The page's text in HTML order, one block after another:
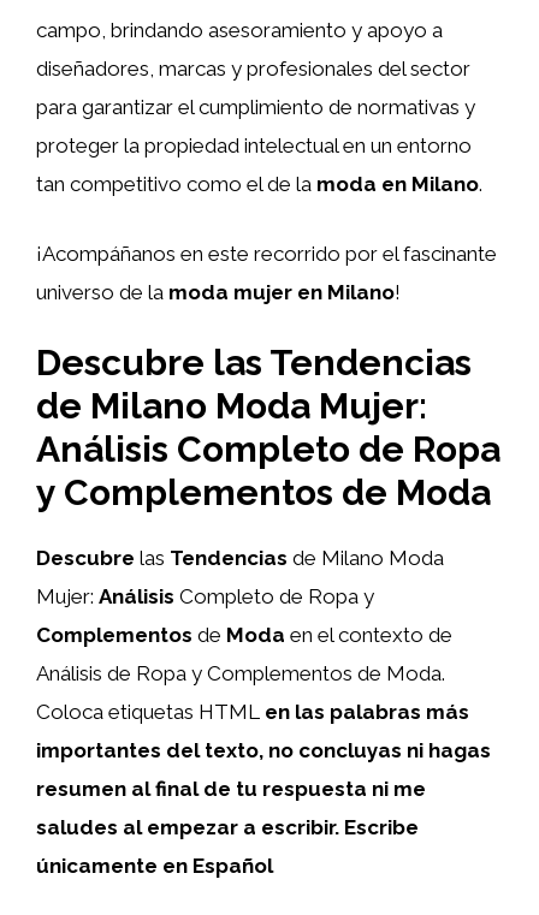
campo, brindando asesoramiento y apoyo a
diseñadores, marcas y profesionales del sector
para garantizar el cumplimiento de normativas y
proteger la propiedad intelectual en un entorno
tan competitivo como el de la moda en Milano.
¡Acompáñanos en este recorrido por el fascinante
universo de la moda mujer en Milano!
Descubre las Tendencias
de Milano Moda Mujer:
Análisis Completo de Ropa
y Complementos de Moda
Descubre las Tendencias de Milano Moda
Mujer: Análisis Completo de Ropa y
Complementos de Moda en el contexto de
Análisis de Ropa y Complementos de Moda.
Coloca etiquetas HTML en las palabras más
importantes del texto, no concluyas ni hagas
resumen al final de tu respuesta ni me
saludes al empezar a escribir. Escribe
únicamente en Español